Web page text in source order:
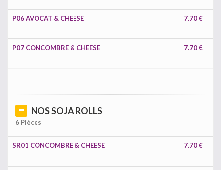
P06 AVOCAT & CHEESE 7.70 €
P07 CONCOMBRE & CHEESE 7.70 €
NOS SOJA ROLLS
6 Pièces
SR01 CONCOMBRE & CHEESE 7.70 €